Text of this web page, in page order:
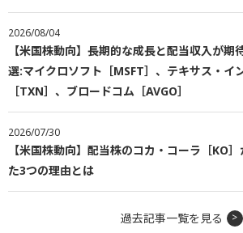
2026/08/04
【米国株動向】長期的な成長と配当収入が期
選:マイクロソフト［MSFT］、テキサス・イ
［TXN］、ブロードコム［AVGO］
2026/07/30
【米国株動向】配当株のコカ・コーラ［KO
た3つの理由とは
過去記事一覧を見る